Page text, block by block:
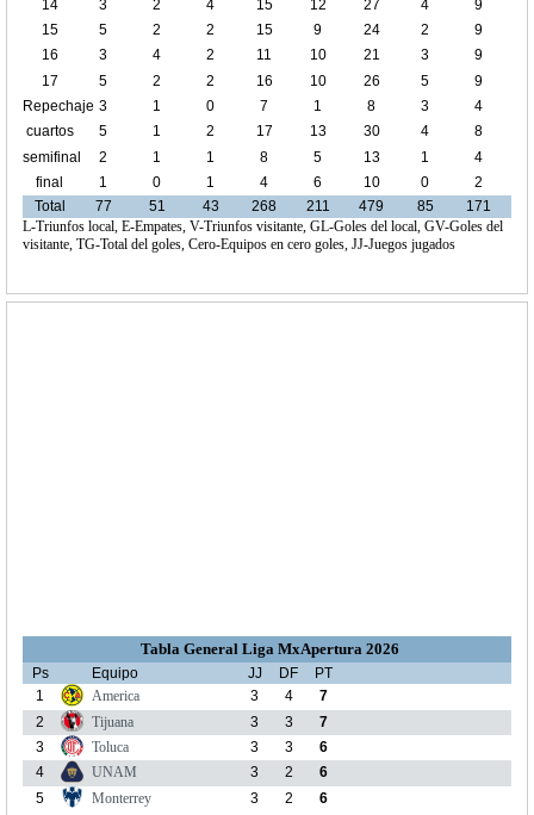
14
3 2 4 15 12 27 4
9
15
5 2 2 15 9 24 2
9
16
3 4 2 11 10 21 3
9
17
5 2 2 16 10 26 5
9
Repechaje 3 1 0 7 1 8 3
4
cuartos
de final
5 1 2 17 13 30 4
8
semifinal
2 1 1 8 5 13 1
4
final
1 0 1 4 6 10 0
2
Total
77 51 43 268 211 479 85
171
L-Triunfos local, E-Empates, V-Triunfos visitante, GL-Goles del local, GV-Goles del
visitante, TG-Total del goles, Cero-Equipos en cero goles, JJ-Juegos jugados
Tabla General Liga MxApertura 2026
Ps Equipo JJ DF
PT
1
America 3 4
7
2
Tijuana 3 3
7
3
Toluca 3 3
6
4
UNAM 3 2
6
5
Monterrey 3 2 6